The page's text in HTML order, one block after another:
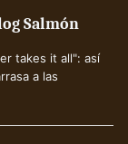
Salmón
takes it all": así
a las